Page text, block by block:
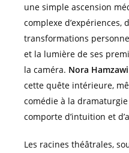
une simple ascension
complexe d’expériences,
transformations
et la lumière de ses
la caméra. Nora Hamzawi
cette quête intérieure,
comédie à la
comporte d’intuition et
Les racines théâtrales,